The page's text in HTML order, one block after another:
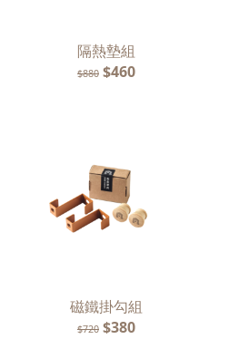
隔熱墊組
$880 $460
磁鐵掛勾組
$720 $380